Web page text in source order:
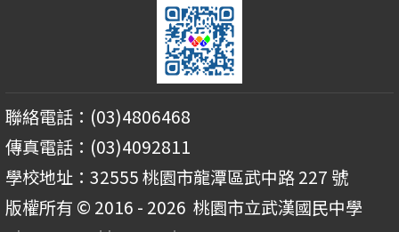
聯絡電話：(03)4806468
傳真電話：(03)4092811
學校地址：32555 桃園市龍潭區武中路 227 號
版權所有 © 2016 - 2026 桃園市立武漢國民中學